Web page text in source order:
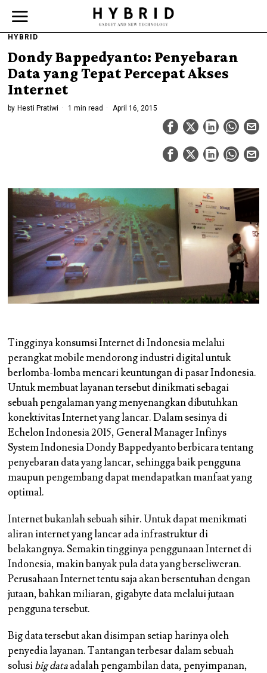
HYBRID
Dondy Bappedyanto: Penyebaran
Data yang Tepat Percepat Akses
Internet
by Hesti Pratiwi 1 min read April 16, 2015
Tingginya konsumsi Internet di Indonesia melalui
perangkat mobile mendorong industri digital untuk
berlomba-lomba mencari keuntungan di pasar Indonesia.
Untuk membuat layanan tersebut dinikmati sebagai
sebuah pengalaman yang menyenangkan dibutuhkan
konektivitas Internet yang lancar. Dalam sesinya di
Echelon Indonesia 2015, General Manager Infinys
System Indonesia Dondy Bappedyanto berbicara tentang
penyebaran data yang lancar, sehingga baik pengguna
maupun pengembang dapat mendapatkan manfaat yang
optimal.
Internet bukanlah sebuah sihir. Untuk dapat menikmati
aliran internet yang lancar ada infrastruktur di
belakangnya. Semakin tingginya penggunaan Internet di
Indonesia, makin banyak pula data yang berseliweran.
Perusahaan Internet tentu saja akan bersentuhan dengan
jutaan, bahkan miliaran, gigabyte data melalui jutaan
pengguna tersebut.
Big data tersebut akan disimpan setiap harinya oleh
penyedia layanan. Tantangan terbesar dalam sebuah
solusibig dataadalah pengambilan data, penyimpanan,